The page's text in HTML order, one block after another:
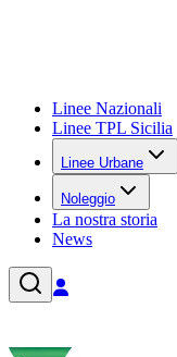
Linee Nazionali
Linee TPL Sicilia
Linee Urbane
Noleggio
La nostra storia
News